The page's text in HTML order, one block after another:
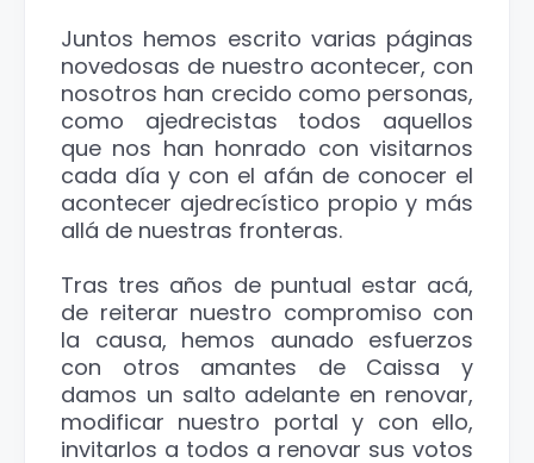
Juntos hemos escrito varias páginas
novedosas de nuestro acontecer, con
nosotros han crecido como personas,
como ajedrecistas todos aquellos
que nos han honrado con visitarnos
cada día y con el afán de conocer el
acontecer ajedrecístico propio y más
allá de nuestras fronteras.
Tras tres años de puntual estar acá,
de reiterar nuestro compromiso con
la causa, hemos aunado esfuerzos
con otros amantes de Caissa y
damos un salto adelante en renovar,
modificar nuestro portal y con ello,
invitarlos a todos a renovar sus votos